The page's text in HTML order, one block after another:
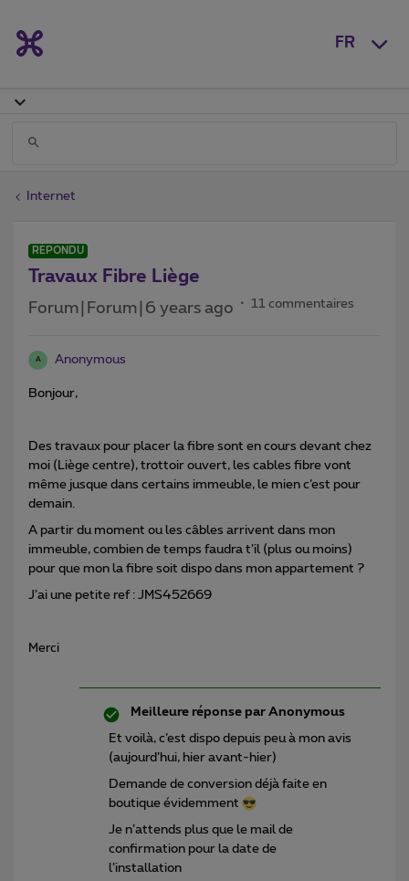
FR
Internet
RÉPONDU
Travaux Fibre Liège
Forum|Forum|6 years ago 11 commentaires
A Anonymous
Bonjour,
Des travaux pour placer la fibre sont en cours devant chez
moi (Liège centre), trottoir ouvert, les cables fibre vont
même jusque dans certains immeuble, le mien c’est pour
demain.
A partir du moment ou les câbles arrivent dans mon
immeuble, combien de temps faudra t’il (plus ou moins)
pour que mon la fibre soit dispo dans mon appartement ?
J’ai une petite ref : JMS452669
Merci
Meilleure réponse par Anonymous
Et voilà, c’est dispo depuis peu à mon avis
(aujourd’hui, hier avant-hier)
Demande de conversion déjà faite en
boutique évidemment
Je n’attends plus que le mail de
confirmation pour la date de
l’installation